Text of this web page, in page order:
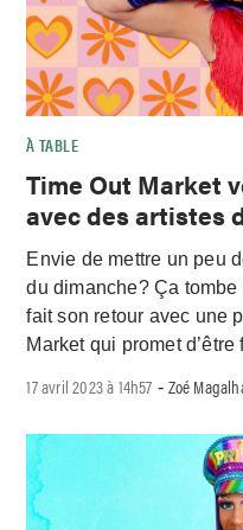
À TABLE
Time Out Market
avec des artistes
Envie de mettre un peu
du dimanche? Ça tombe
fait son retour avec une
Market qui promet d’être
17 avril 2023 à 14h57 - Zoé